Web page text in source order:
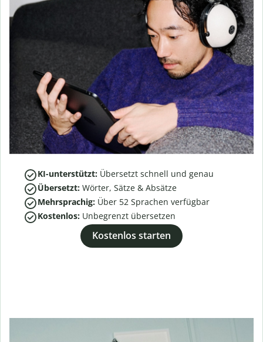
KI-unterstützt: Übersetzt schnell und genau
Übersetzt: Wörter, Sätze & Absätze
Mehrsprachig: Über 52 Sprachen verfügbar
Kostenlos: Unbegrenzt übersetzen
Kostenlos starten